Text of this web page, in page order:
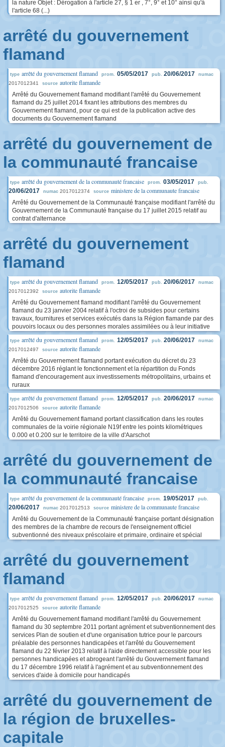
la nature Objet : Dérogation à l'article 27, § 1 er , 7°, 9° et 10° ainsi qu'à
l'article 68 (...)
arrêté du gouvernement
flamand
type arrêté du gouvernement flamand prom. 05/05/2017 pub. 20/06/2017 numac
2017012341 source autorite flamande
Arrêté du Gouvernement flamand modifiant l'arrêté du Gouvernement
flamand du 25 juillet 2014 fixant les attributions des membres du
Gouvernement flamand, pour ce qui est de la publication active des
documents du Gouvernement flamand
arrêté du gouvernement de
la communauté francaise
type arrêté du gouvernement de la communauté francaise prom. 03/05/2017 pub.
20/06/2017 numac 2017012374 source ministere de la communaute francaise
Arrêté du Gouvernement de la Communauté française modifiant l'arrêté du
Gouvernement de la Communauté française du 17 juillet 2015 relatif au
contrat d'alternance
arrêté du gouvernement
flamand
type arrêté du gouvernement flamand prom. 12/05/2017 pub. 20/06/2017 numac
2017012392 source autorite flamande
Arrêté du Gouvernement flamand modifiant l'arrêté du Gouvernement
flamand du 23 janvier 2004 relatif à l'octroi de subsides pour certains
travaux, fournitures et services exécutés dans la Région flamande par des
pouvoirs locaux ou des personnes morales assimilées ou à leur initiative
type arrêté du gouvernement flamand prom. 12/05/2017 pub. 20/06/2017 numac
2017012497 source autorite flamande
Arrêté du Gouvernement flamand portant exécution du décret du 23
décembre 2016 réglant le fonctionnement et la répartition du Fonds
flamand d'encouragement aux investissements métropolitains, urbains et
ruraux
type arrêté du gouvernement flamand prom. 12/05/2017 pub. 20/06/2017 numac
2017012506 source autorite flamande
Arrêté du Gouvernement flamand portant classification dans les routes
communales de la voirie régionale N19f entre les points kilométriques
0.000 et 0.200 sur le territoire de la ville d'Aarschot
arrêté du gouvernement de
la communauté francaise
type arrêté du gouvernement de la communauté francaise prom. 19/05/2017 pub.
20/06/2017 numac 2017012513 source ministere de la communaute francaise
Arrêté du Gouvernement de la Communauté française portant désignation
des membres de la chambre de recours de l'enseignement officiel
subventionné des niveaux préscolaire et primaire, ordinaire et spécial
arrêté du gouvernement
flamand
type arrêté du gouvernement flamand prom. 12/05/2017 pub. 20/06/2017 numac
2017012525 source autorite flamande
Arrêté du Gouvernement flamand modifiant l'arrêté du Gouvernement
flamand du 30 septembre 2011 portant agrément et subventionnement des
services Plan de soutien et d'une organisation tutrice pour le parcours
préalable des personnes handicapées et l'arrêté du Gouvernement
flamand du 22 février 2013 relatif à l'aide directement accessible pour les
personnes handicapées et abrogeant l'arrêté du Gouvernement flamand
du 17 décembre 1996 relatif à l'agrément et au subventionnement des
services d'aide à domicile pour handicapés
arrêté du gouvernement de
la région de bruxelles-
capitale